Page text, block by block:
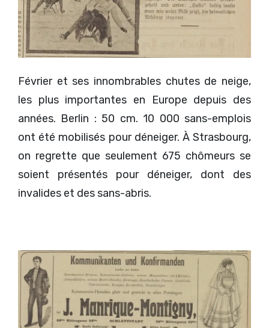
Février et ses innombrables chutes de neige,
les plus importantes en Europe depuis des
années. Berlin : 50 cm. 10 000 sans-emplois
ont été mobilisés pour déneiger. À Strasbourg,
on regrette que seulement 675 chômeurs se
soient présentés pour déneiger, dont des
invalides et des sans-abris.